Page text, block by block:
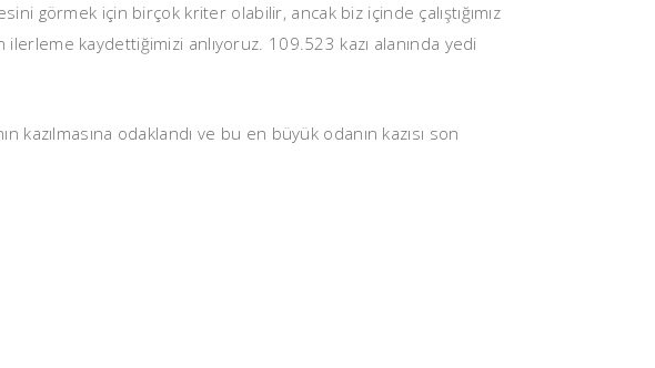
görmek için birçok kriter olabilir, ancak biz içinde çalıştığımız
ilerleme kaydettiğimizi anlıyoruz. 109.523 kazı alanında yedi
odaklandı ve bu en büyük odanın kazısı son